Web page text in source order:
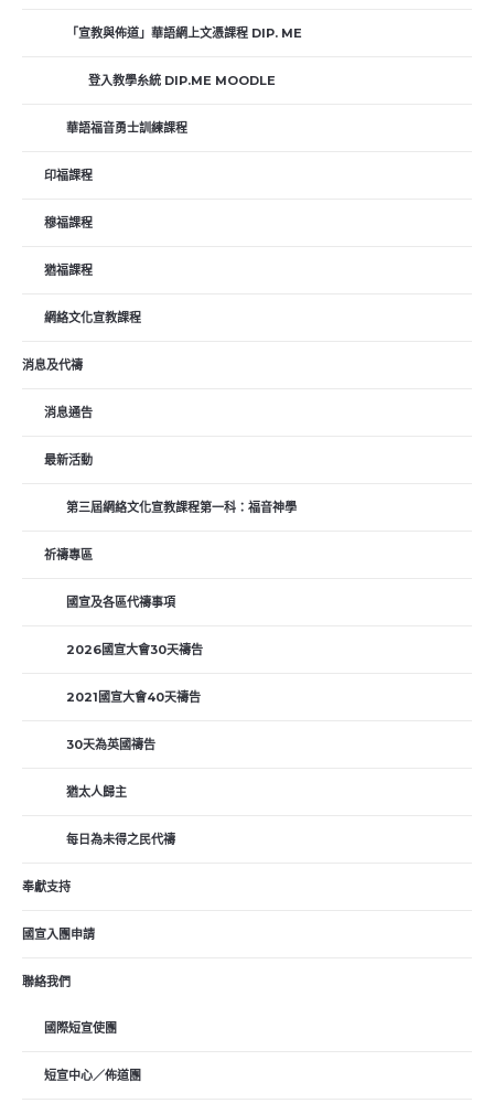
「宣教與佈道」華語網上文憑課程 DIP. ME
登入教學糸統 DIP.ME MOODLE
華語福音勇士訓練課程
印福課程
穆福課程
猶福課程
網絡文化宣教課程
消息及代禱
消息通告
最新活動
第三屆網絡文化宣教課程第一科：福音神學
祈禱專區
國宣及各區代禱事項
2026國宣大會30天禱告
2021國宣大會40天禱告
30天為英國禱告
猶太人歸主
每日為未得之民代禱
奉獻支持
國宣入團申請
聯絡我們
國際短宣使團
短宣中心／佈道團